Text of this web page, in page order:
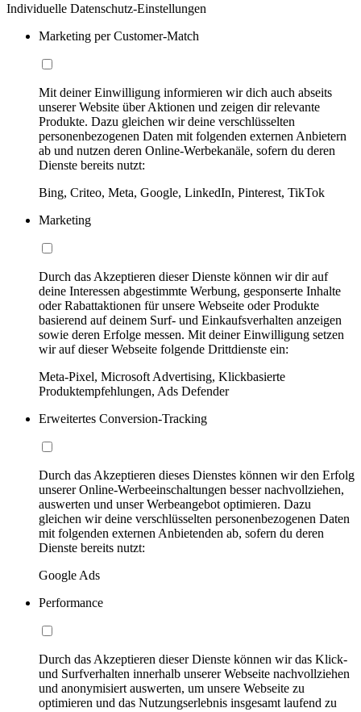
Individuelle Datenschutz-Einstellungen
Marketing per Customer-Match
Mit deiner Einwilligung informieren wir dich auch abseits
unserer Website über Aktionen und zeigen dir relevante
Produkte. Dazu gleichen wir deine verschlüsselten
personenbezogenen Daten mit folgenden externen Anbietern
ab und nutzen deren Online-Werbekanäle, sofern du deren
Dienste bereits nutzt:
Bing, Criteo, Meta, Google, LinkedIn, Pinterest, TikTok
Marketing
Durch das Akzeptieren dieser Dienste können wir dir auf
deine Interessen abgestimmte Werbung, gesponserte Inhalte
oder Rabattaktionen für unsere Webseite oder Produkte
basierend auf deinem Surf- und Einkaufsverhalten anzeigen
sowie deren Erfolge messen. Mit deiner Einwilligung setzen
wir auf dieser Webseite folgende Drittdienste ein:
Meta-Pixel, Microsoft Advertising, Klickbasierte
Produktempfehlungen, Ads Defender
Erweitertes Conversion-Tracking
Durch das Akzeptieren dieses Dienstes können wir den Erfolg
unserer Online-Werbeeinschaltungen besser nachvollziehen,
auswerten und unser Werbeangebot optimieren. Dazu
gleichen wir deine verschlüsselten personenbezogenen Daten
mit folgenden externen Anbietenden ab, sofern du deren
Dienste bereits nutzt:
Google Ads
Performance
Durch das Akzeptieren dieser Dienste können wir das Klick-
und Surfverhalten innerhalb unserer Webseite nachvollziehen
und anonymisiert auswerten, um unsere Webseite zu
optimieren und das Nutzungserlebnis insgesamt laufend zu